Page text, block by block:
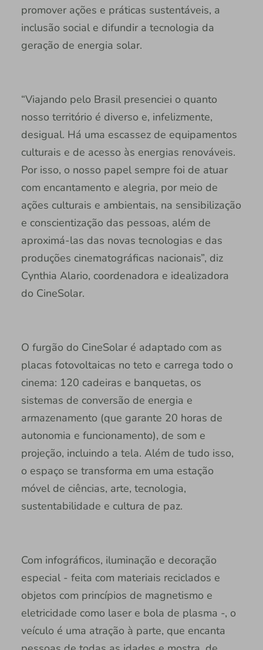
promover ações e práticas sustentáveis, a
inclusão social e difundir a tecnologia da
geração de energia solar.
“Viajando pelo Brasil presenciei o quanto
nosso território é diverso e, infelizmente,
desigual. Há uma escassez de equipamentos
culturais e de acesso às energias renováveis.
Por isso, o nosso papel sempre foi de atuar
com encantamento e alegria, por meio de
ações culturais e ambientais, na sensibilização
e conscientização das pessoas, além de
aproximá-las das novas tecnologias e das
produções cinematográficas nacionais”, diz
Cynthia Alario, coordenadora e idealizadora
do CineSolar.
O furgão do CineSolar é adaptado com as
placas fotovoltaicas no teto e carrega todo o
cinema: 120 cadeiras e banquetas, os
sistemas de conversão de energia e
armazenamento (que garante 20 horas de
autonomia e funcionamento), de som e
projeção, incluindo a tela. Além de tudo isso,
o espaço se transforma em uma estação
móvel de ciências, arte, tecnologia,
sustentabilidade e cultura de paz.
Com infográficos, iluminação e decoração
especial - feita com materiais reciclados e
objetos com princípios de magnetismo e
eletricidade como laser e bola de plasma -, o
veículo é uma atração à parte, que encanta